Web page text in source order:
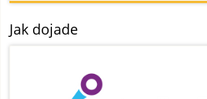
Jak dojade